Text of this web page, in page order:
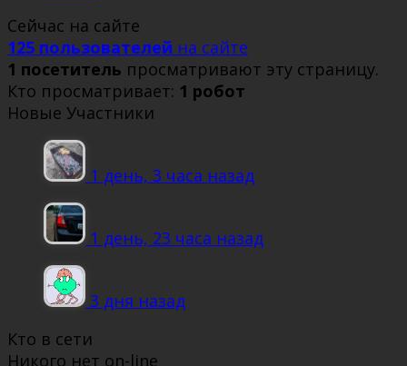
Сейчас на сайте
125 пользователей на сайте
1 посетитель просматривают эту страницу.
Кто просматривает: 1 робот
Новые Участники
1 день, 3 часа назад
1 день, 23 часа назад
3 дня назад
Кто в сети
Никого нет on-line